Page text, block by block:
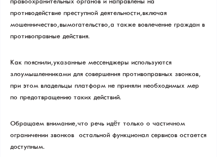
правоохранительных органов и направлены на
противодействие преступной деятельности, включая
мошенничество, вымогательство, а также вовлечение граждан в
противоправные действия.
Как пояснили, указанные мессенджеры используются
злоумышленниками для совершения противоправных звонков,
при этом владельцы платформ не приняли необходимых мер
по предотвращению таких действий.
Обращаем внимание, что речь идёт только о частичном
ограничении звонков — остальной функционал сервисов остается
доступным.